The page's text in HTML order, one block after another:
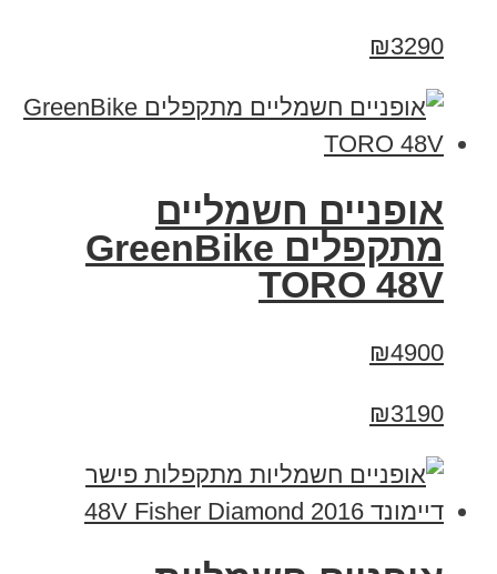
₪3290
אופניים חשמליים
מתקפלים GreenBike
TORO 48V
₪4900
₪3190